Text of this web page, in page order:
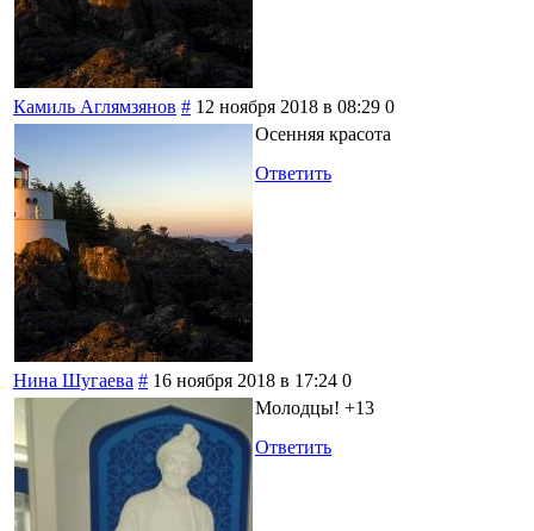
Камиль Аглямзянов # 12 ноября 2018 в 08:29 0
Осенняя красота
Ответить
Нина Шугаева # 16 ноября 2018 в 17:24 0
Молодцы! +13
Ответить